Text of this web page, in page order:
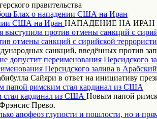
правительства
Блах о нападении США на Иран
НАПАДЕНИЕ НА
выступила против отмены санкций с
санкций, введённых против
допустит переименования Персидского
Сайяри в ответ на инициативу
папой римским стал кардинал из США
Новым папой
Прево.
апофеоз глупости и пошлости, но и